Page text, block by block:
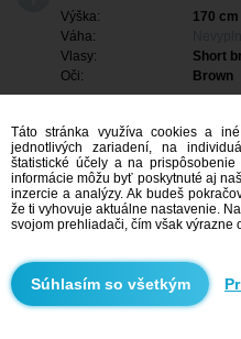
Výška:
170 cm
Váha:
Vlasy:
Short
Oči:
Brown
Táto stránka využíva cookies a
jednotlivých zariadení, na
štatistické účely a na
informácie môžu byť poskytnuté aj
inzercie a analýzy. Ak budeš
že ti vyhovuje aktuálne nastavenie.
svojom prehliadači, čím však